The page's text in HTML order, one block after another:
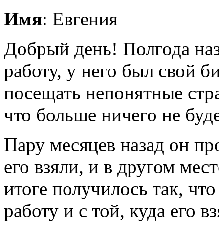
Имя: Евгения
Добрый день! Полгода
работу, у него был свой
посещать непонятные
что больше ничего не
Пару месяцев назад он
его взяли, и в другом
итоге получилось так,
работу и с той, куда его